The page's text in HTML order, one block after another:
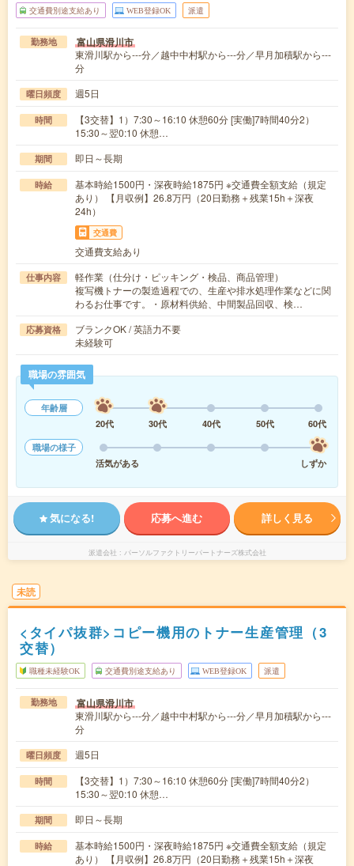
交通費別途支給あり WEB登録OK 派遣
勤務地 富山県滑川市
東滑川駅から---分／越中中村駅から---分／早月加積駅から---
分
曜日頻度 週5日
時間
【3交替】1）7:30～16:10 休憩60分 [実働]7時間40分2）
15:30～翌0:10 休憩…
期間 即日～長期
時給
基本時給1500円・深夜時給1875円 ※交通費全額支給（規定
あり） 【月収例】26.8万円（20日勤務＋残業15h＋深夜
24h）
交通費
交通費支給あり
仕事内容
軽作業（仕分け・ピッキング・検品、商品管理）
複写機トナーの製造過程での、生産や排水処理作業などに関
わるお仕事です。・原材料供給、中間製品回収、検…
応募資格
ブランクOK / 英語力不要
未経験可
職場の雰囲気
年齢層
20代
30代 40代 50代
60代
職場の様子
活気がある
しずか
気になる! 応募へ進む 詳しく見る
派遣会社 パーソルファクトリーパートナーズ株式会社
未読
<タイパ抜群>コピー機用のトナー生産管理（3
交替）
職種未経験OK 交通費別途支給あり WEB登録OK 派遣
勤務地 富山県滑川市
東滑川駅から---分／越中中村駅から---分／早月加積駅から---
分
曜日頻度 週5日
時間
【3交替】1）7:30～16:10 休憩60分 [実働]7時間40分2）
15:30～翌0:10 休憩…
期間 即日～長期
時給
基本時給1500円・深夜時給1875円 ※交通費全額支給（規定
あり） 【月収例】26.8万円（20日勤務＋残業15h＋深夜